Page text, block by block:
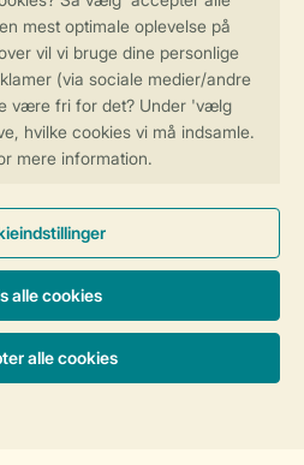
tilpasset oplevelse
Cookies og banner
Formidling ApS | CVR 28842392